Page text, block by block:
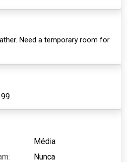
Need a temporary room for
Média
Nunca